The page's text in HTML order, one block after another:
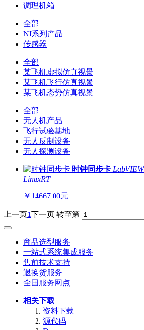
调理机箱
全部
NI系列产品
传感器
全部
某飞机虚拟仿真视景
某飞机飞行仿真视景
某飞机态势仿真视景
全部
无人机产品
飞行试验基地
无人反制设备
无人探测设备
时钟同步卡 LabVIEW
LinuxRT
￥14667.00元
上一页1下一页 转至第
商品选型服务
一站式系统集成服务
售前技术支持
退换货服务
全国服务网点
相关下载
资料下载
源代码